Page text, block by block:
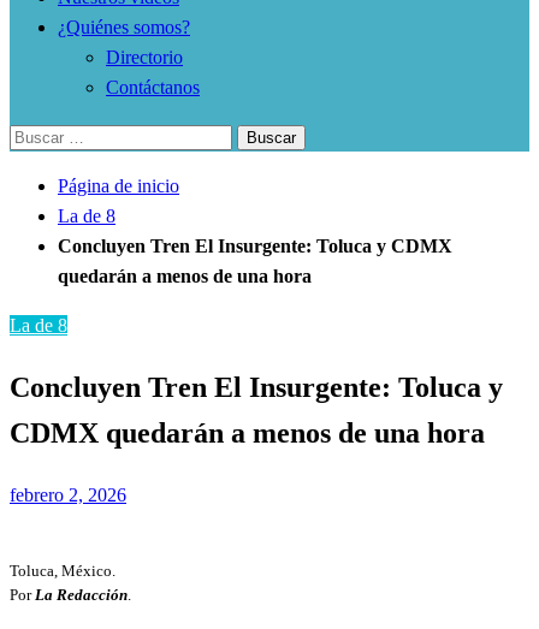
¿Quiénes somos?
Directorio
Contáctanos
Buscar:
Página de inicio
La de 8
Concluyen Tren El Insurgente: Toluca y CDMX
quedarán a menos de una hora
La de 8
Concluyen Tren El Insurgente: Toluca y
CDMX quedarán a menos de una hora
Publicado
febrero 2, 2026
Toluca, México.
Por La Redacción